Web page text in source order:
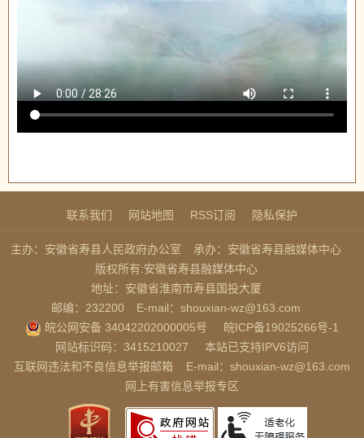
联系我们 网站地图 RSS订阅 隐私保护
主办：安徽省寿县人民政府办公室
承办：安徽省寿县融媒体中心
版权所有:安徽省寿县融媒体中心
地址：安徽省淮南市寿县国投大厦
邮编：232200
E-mail：shouxian-wz@163.com
皖公网安备 34042202000005号
皖ICP备19025266号-1
网站标识码：3415210027
本站已支持IPV6访问
互联网违法和不良信息举报邮箱
E-mail：shouxian-wz@163.com
网上有害信息举报专区